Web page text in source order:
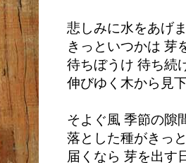
悲しみに水をあげ
きっといつかは 芽
待ちぼうけ 待ち続
伸びゆく木から見
そよぐ風 季節の隙
落とした種がきっ
届くなら 芽を出す